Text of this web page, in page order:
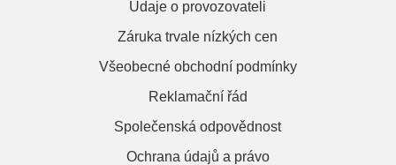
Údaje o provozovateli
Záruka trvale nízkých cen
Všeobecné obchodní podmínky
Reklamační řád
Společenská odpovědnost
Ochrana údajů a právo